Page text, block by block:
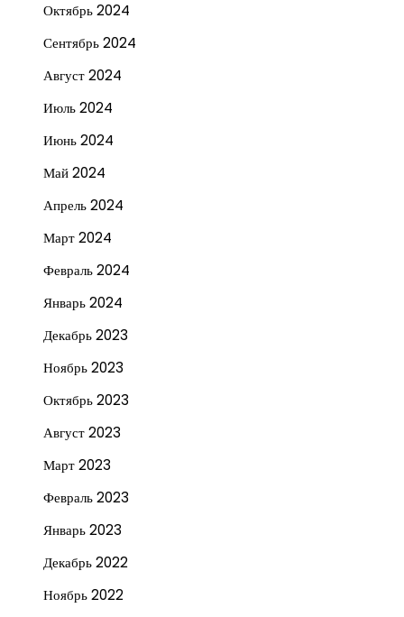
Октябрь 2024
Сентябрь 2024
Август 2024
Июль 2024
Июнь 2024
Май 2024
Апрель 2024
Март 2024
Февраль 2024
Январь 2024
Декабрь 2023
Ноябрь 2023
Октябрь 2023
Август 2023
Март 2023
Февраль 2023
Январь 2023
Декабрь 2022
Ноябрь 2022